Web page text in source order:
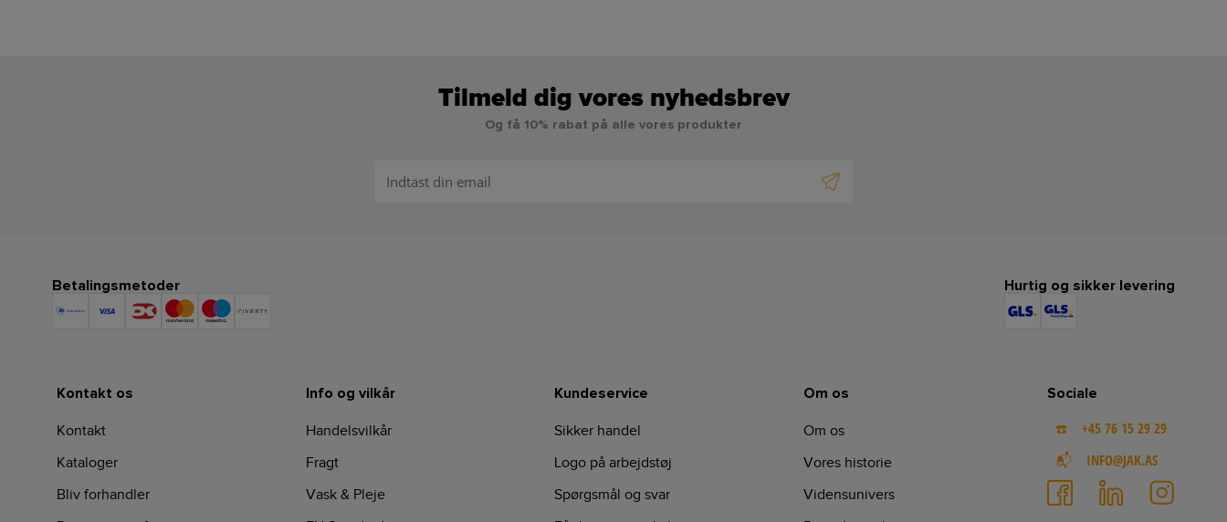
Tilmeld dig vores nyhedsbrev
Og få 10% rabat på alle vores produkter
Betalingsmetoder Hurtig og sikker levering
Kontakt os
Kontakt
Kataloger
Bliv forhandler
Info og vilkår
Handelsvilkår
Fragt
Vask & Pleje
Kundeservice
Sikker handel
Logo på arbejdstøj
Spørgsmål og svar
Om os
Om os
Vores historie
Vidensunivers
Sociale
☎️ +45 76 15 29 29
📬 INFO@JAK.AS